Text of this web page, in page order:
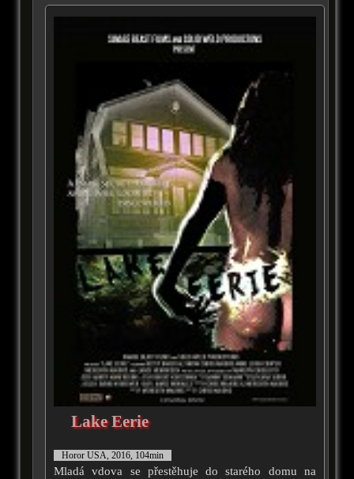
Lake Eerie
Horor USA, 2016, 104min
Mladá vdova se přestěhuje do starého domu na